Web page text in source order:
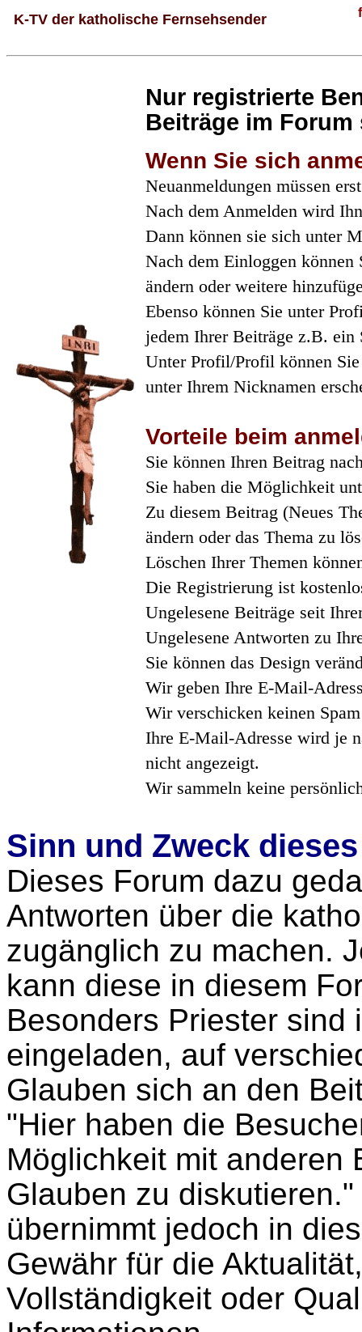
K-TV der katholische Fernsehsender
Nur registrierte
Beiträge im Forum
Wenn Sie sich
Neuanmeldungen müssen
Nach dem Anmelden wird
Dann können sie sich unter
Nach dem Einloggen
ändern oder weitere
Ebenso können Sie unter
jedem Ihrer Beiträge z.B. ein
Unter Profil/Profil können
unter Ihrem Nicknamen
Vorteile beim
Sie können Ihren Beitrag
Sie haben die Möglichkeit
Zu diesem Beitrag (Neues
ändern oder das Thema zu
Löschen Ihrer Themen
Die Registrierung ist
Ungelesene Beiträge seit
Ungelesene Antworten zu
Sie können das Design
Wir geben Ihre E-Mail-
Wir verschicken keinen Spam
Ihre E-Mail-Adresse wird je
nicht angezeigt.
Wir sammeln keine
Sinn und Zweck
Dieses Forum dazu
Antworten über die
zugänglich zu machen.
kann diese in diesem
Besonders Priester sind
eingeladen, auf
Glauben sich an den
"Hier haben die
Möglichkeit mit anderen
Glauben zu
übernimmt jedoch in
Gewähr für die
Vollständigkeit oder